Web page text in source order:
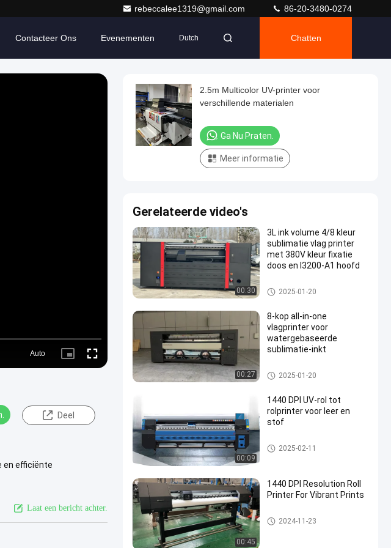
rebeccalee1319@gmail.com 86-20-3480-0274
Contacteer Ons Evenementen Dutch Chatten
Auto
Picture- Fullscreen
Deel
en efficiënte
Laat een bericht achter.
2.5m Multicolor UV-printer voor
verschillende materialen
Ga Nu Praten.
Meer informatie
Gerelateerde video's
00:30
3L ink volume 4/8 kleur
sublimatie vlag printer
met 380V kleur fixatie
doos en I3200-A1 hoofd
vlagprinter
2025-01-20
00:27
8-kop all-in-one
vlagprinter voor
watergebaseerde
sublimatie-inkt
vlagprinter
2025-01-20
00:09
1440 DPI UV-rol tot
rolprinter voor leer en
stof
Roll-to-roll-printer
2025-02-11
00:45
1440 DPI Resolution Roll
Printer For Vibrant Prints
Roll-to-roll-printer
2024-11-23